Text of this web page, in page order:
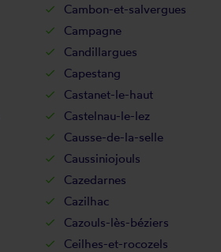
Cambon-et-salvergues
Campagne
Candillargues
Capestang
Castanet-le-haut
Castelnau-le-lez
Causse-de-la-selle
Caussiniojouls
Cazedarnes
Cazilhac
Cazouls-lès-béziers
Ceilhes-et-rocozels